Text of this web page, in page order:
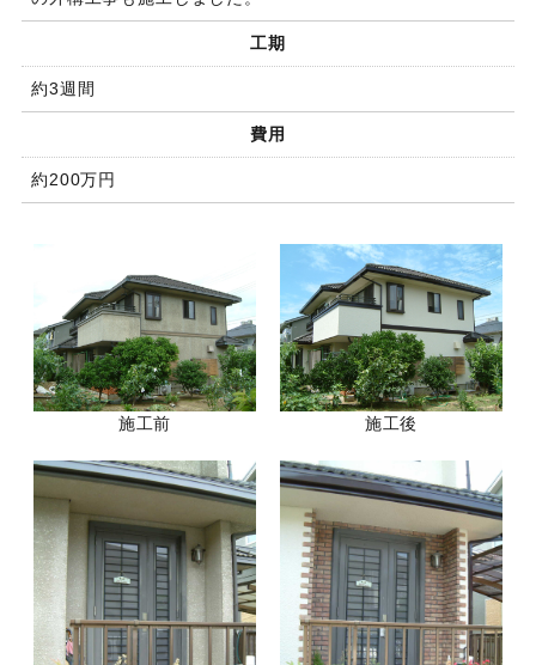
工期
約3週間
費用
約200万円
施工前 施工後